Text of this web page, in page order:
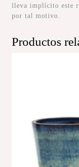
lleva implícito este
por tal motivo.
Productos